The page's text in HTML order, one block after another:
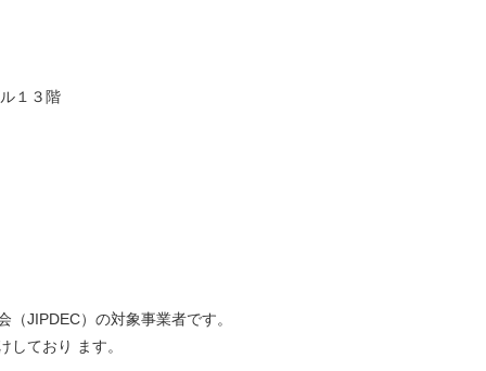
１３階
JIPDEC）の対象事業者です。
ており ます。